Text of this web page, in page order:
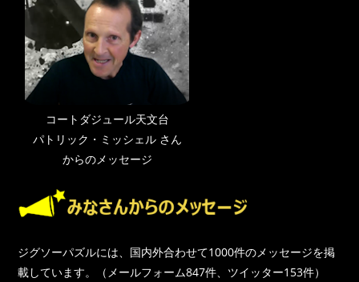
コートダジュール天文台
パトリック・ミッシェル さん
からのメッセージ
ジグソーパズルには、国内外合わせて1000件のメッセージを掲
載しています。（メールフォーム847件、ツイッター153件）